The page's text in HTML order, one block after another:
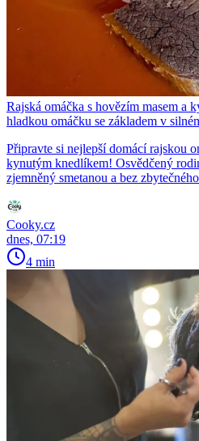
Rajská omáčka s hovězím masem a
hladkou omáčku se základem v
Připravte si nejlepší domácí rajskou
kynutým knedlíkem! Osvědčený
zjemněný smetanou a bez
Cooky.cz
dnes, 07:19
4 min